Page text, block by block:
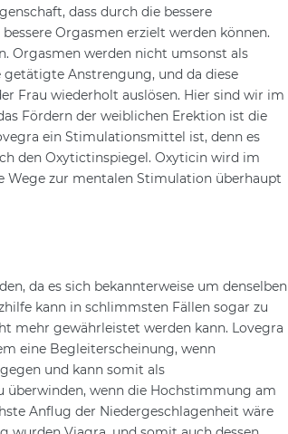
dass durch die bessere
Orgasmen erzielt werden können.
Orgasmen werden nicht umsonst als
getätigte Anstrengung, und da diese
Frau wiederholt auslösen. Hier sind wir im
Fördern der weiblichen Erektion ist die
ein Stimulationsmittel ist, denn es
den Oxytictinspiegel. Oxyticin wird im
Wege zur mentalen Stimulation überhaupt
da es sich bekannterweise um denselben
kann in schlimmsten Fällen sogar zu
mehr gewährleistet werden kann. Lovegra
eine Begleiterscheinung, wenn
und kann somit als
überwinden, wenn die Hochstimmung am
Anflug der Niedergeschlagenheit wäre